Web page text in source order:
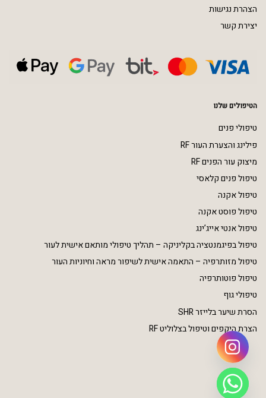
הצהרת נגישות
יצירת קשר
הטיפולים שלנו
טיפולי פנים
פילינג והצערת העור RF
מיצוק עור הפנים RF
טיפול פנים קלאסי
טיפול אקנה
טיפול פוסט אקנה
טיפול אנטי אייג’ינג
טיפול בפיגמנטציה בקליניקה – תהליך טיפולי מותאם אישית לעור
טיפול מזותרפיה – התאמה אישית לשיפור מראה וחיוניות העור
טיפול פוטותרפיה
טיפולי גוף
הסרת שיער בלייזר SHR
הצרת היקפים וטיפול בצלוליט RF